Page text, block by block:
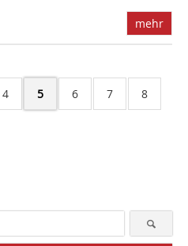
mehr
4 5 6 7 8